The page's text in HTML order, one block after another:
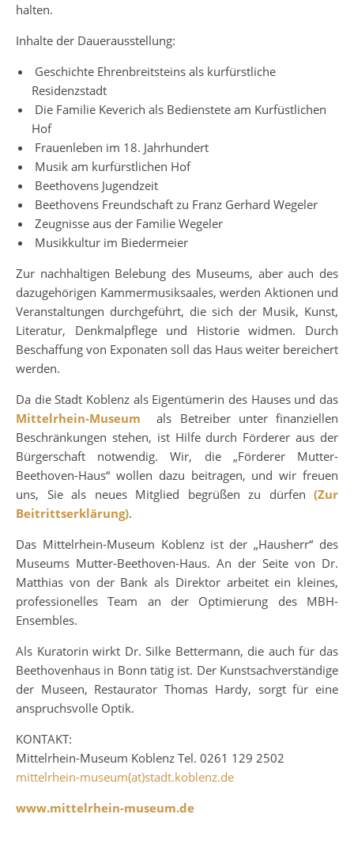
halten.
Inhalte der Dauerausstellung:
Geschichte Ehrenbreitsteins als kurfürstliche
Residenzstadt
Die Familie Keverich als Bedienstete am Kurfüstlichen
Hof
Frauenleben im 18. Jahrhundert
Musik am kurfürstlichen Hof
Beethovens Jugendzeit
Beethovens Freundschaft zu Franz Gerhard Wegeler
Zeugnisse aus der Familie Wegeler
Musikkultur im Biedermeier
Zur nachhaltigen Belebung des Museums, aber auch des
dazugehörigen Kammermusiksaales, werden Aktionen und
Veranstaltungen durchgeführt, die sich der Musik, Kunst,
Literatur, Denkmalpflege und Historie widmen. Durch
Beschaffung von Exponaten soll das Haus weiter bereichert
werden.
Da die Stadt Koblenz als Eigentümerin des Hauses und das
Mittelrhein-Museum als Betreiber unter finanziellen
Beschränkungen stehen, ist Hilfe durch Förderer aus der
Bürgerschaft notwendig. Wir, die „Förderer Mutter-
Beethoven-Haus“ wollen dazu beitragen, und wir freuen
uns, Sie als neues Mitglied begrüßen zu dürfen (Zur
Beitrittserklärung).
Das Mittelrhein-Museum Koblenz ist der „Hausherr“ des
Museums Mutter-Beethoven-Haus. An der Seite von Dr.
Matthias von der Bank als Direktor arbeitet ein kleines,
professionelles Team an der Optimierung des MBH-
Ensembles.
Als Kuratorin wirkt Dr. Silke Bettermann, die auch für das
Beethovenhaus in Bonn tätig ist. Der Kunstsachverständige
der Museen, Restaurator Thomas Hardy, sorgt für eine
anspruchsvolle Optik.
KONTAKT:
Mittelrhein-Museum Koblenz Tel. 0261 129 2502
mittelrhein-museum(at)stadt.koblenz.de
www.mittelrhein-museum.de